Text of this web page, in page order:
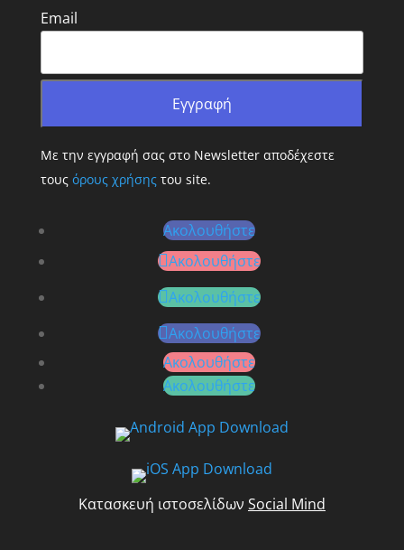
Email
Με την εγγραφή σας στο Newsletter αποδέχεστε
τους όρους χρήσηςτου site.
Ακολουθήστε
Ακολουθήστε
Ακολουθήστε
Ακολουθήστε
Ακολουθήστε
Ακολουθήστε
Κατασκευή ιστοσελίδων Social Mind